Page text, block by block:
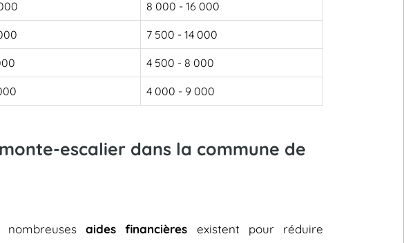
8 000 - 16 000
7 500 - 14 000
4 500 - 8 000
4 000 - 9 000
escalier dans la commune de
nombreusesaides financières existent pour réduire